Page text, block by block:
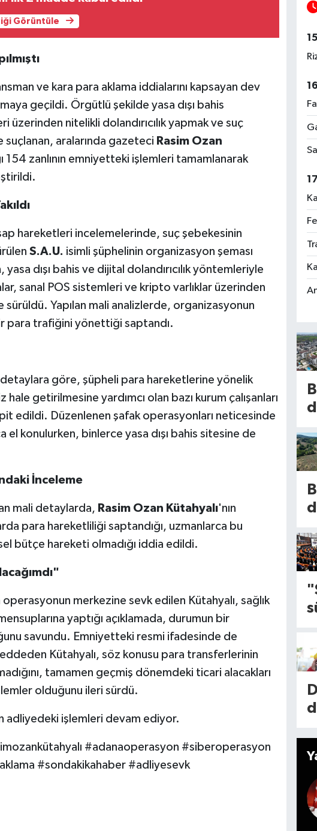
Görüntüle
ve kara para aklama iddialarını kapsayan dev
geçildi. Örgütlü şekilde yasa dışı bahis
üzerinden nitelikli dolandırıcılık yapmak ve suç
aralarında gazeteci Rasim Ozan
154 zanlının emniyetteki işlemleri tamamlanarak
hareketleri incelemelerinde, suç şebekesinin
S.A.U. isimli şüphelinin organizasyon şeması
dışı bahis ve dijital dolandırıcılık yöntemleriyle
sanal POS sistemleri ve kripto varlıklar üzerinden
sürüldü. Yapılan mali analizlerde, organizasyonun
para trafiğini yönettiği saptandı.
göre, şüpheli para hareketlerine yönelik
getirilmesine yardımcı olan bazı kurum çalışanları
edildi. Düzenlenen şafak operasyonları neticesinde
el konulurken, binlerce yasa dışı bahis sitesine de
İnceleme
mali detaylarda, Rasim Ozan Kütahyalı'nın
para hareketliliği saptandığı, uzmanlarca bu
bütçe hareketi olmadığı iddia edildi.
operasyonun merkezine sevk edilen Kütahyalı, sağlık
yaptığı açıklamada, durumun bir
savundu. Emniyetteki resmi ifadesinde de
Kütahyalı, söz konusu para transferlerinin
tamamen geçmiş dönemdeki ticari alacakları
olduğunu ileri sürdü.
adliyedeki işlemleri devam ediyor.
#adanaoperasyon #siberoperasyon
#sondakikahaber #adliyesevk
e